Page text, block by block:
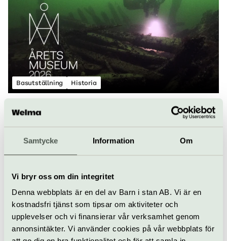
Samtycke Information Om
Vi bryr oss om din integritet
Denna webbplats är en del av Barn i stan AB. Vi är en
kostnadsfri tjänst som tipsar om aktiviteter och
upplevelser och vi finansierar vår verksamhet genom
annonsintäkter. Vi använder cookies på vår webbplats för
Basutställning Historia
Upptäck Årets museum 2026
Vrak har utsetts till Årets museum 2026! Gör ett besök och
upptäck vad som gömmer sig på Östersjöns botten.
Vrak | Djurgården